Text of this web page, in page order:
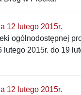
12 lutego 2015r.
ogólnodostępnej
lutego 2015r. do 19
12 lutego 2015r.